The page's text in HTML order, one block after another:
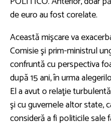
de euro au fost corelate.
Această mişcare va
Comisie şi prim-ministrul
confruntă cu perspectiva
după 15 ani, în urma
El a avut o relaţie
şi cu guvernele altor state,
consideră a fi politicile sale